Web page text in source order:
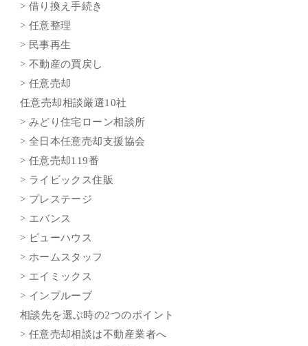
> 借り換え手続き
> 任意整理
> 民事再生
> 不動産の買戻し
> 任意売却
任意売却相談厳選10社
> みどり住宅ローン相談所
> 全日本任意売却支援協会
> 任意売却119番
> ライビックス住販
> プレステージ
> エバンス
> ビューハウス
> ホームスタッフ
> エイミックス
> インプルーブ
相談先を選ぶ時の2つのポイント
> 任意売却相談は不動産業者へ